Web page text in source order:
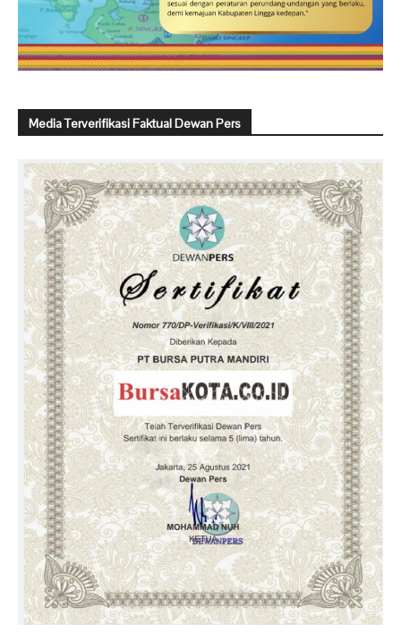
Media Terverifikasi Faktual Dewan Pers